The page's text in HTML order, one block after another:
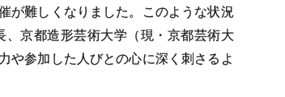
が難しくなりました。このような状況
京都造形芸術大学（現・京都芸術大
や参加した人びとの心に深く刺さるよ